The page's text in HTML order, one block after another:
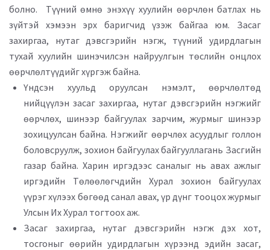
болно. Түүний өмнө энэхүү хуулийн өөрчлөн батлах нь
зүйтэй хэмээн эрх баригчид үзэж байгаа юм. Засаг
захиргаа, нутаг дэвсгэрийн нэгж, түүний удирдлагын
тухай хуулийн шинэчилсэн найруулгын төслийн онцлох
өөрчлөлтүүдийг хүргэж байна.
Үндсэн хуульд оруулсан нэмэлт, өөрчлөлтөд
нийцүүлэн засаг захиргаа, нутаг дэвсгэрийн нэгжийг
өөрчлөх, шинээр байгуулах зарчим, журмыг шинээр
зохицуулсан байна. Нэгжийг өөрчлөх асуудлыг голлон
боловсруулж, зохион байгуулах байгууллагань Засгийн
газар байна. Харин иргэдээс саналыг нь авах ажлыг
иргэдийн Төлөөлөгчдийн Хурал зохион байгуулах
үүрэг хүлээх бөгөөд санал авах, үр дүнг тооцох журмыг
Улсын Их Хурал тогтоох аж.
Засаг захиргаа, нутаг дэвсгэрийн нэгж дэх хот,
тосгоныг өөрийн удирдлагын хүрээнд эдийн засаг,